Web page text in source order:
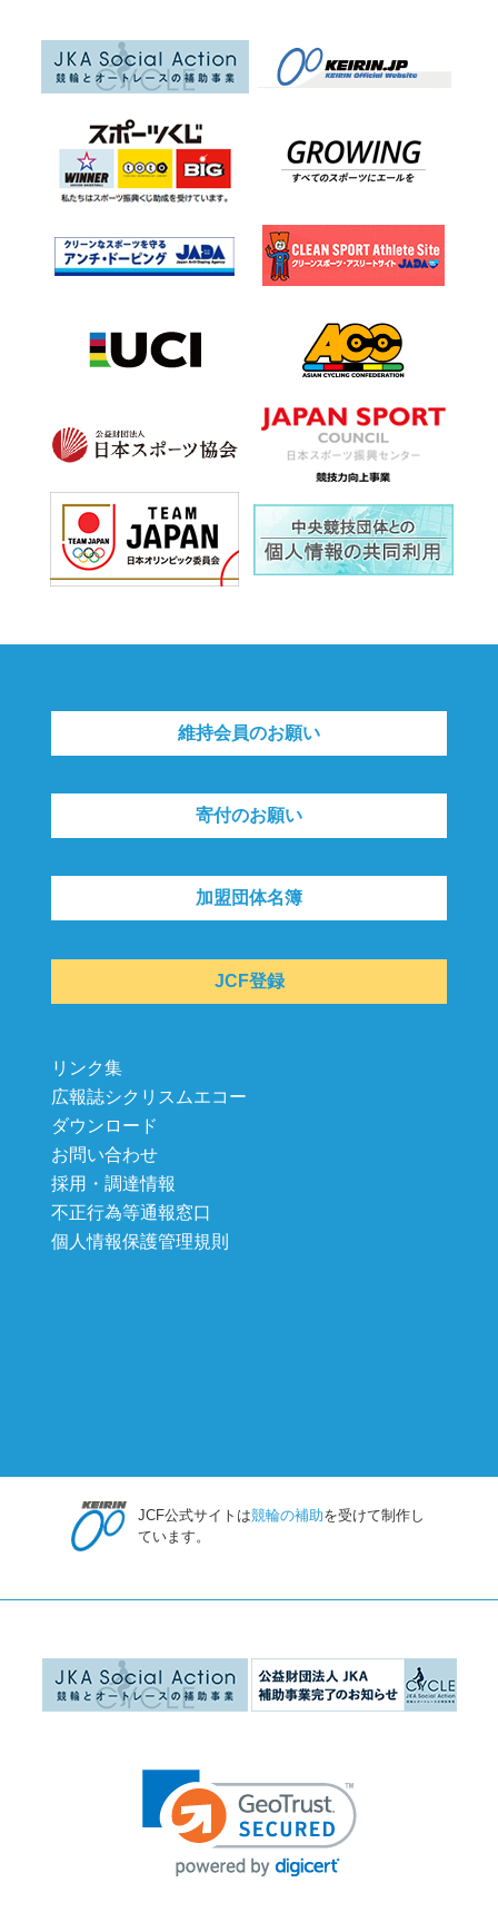
維持会員のお願い
寄付のお願い
加盟団体名簿
JCF登録
リンク集
広報誌シクリスムエコー
ダウンロード
お問い合わせ
採用・調達情報
不正行為等通報窓口
個人情報保護管理規則
JCF公式サイトは競輪の補助を受けて制作し
ています。